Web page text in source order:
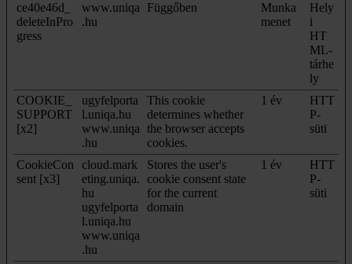
ce40e46d_
deleteInPro
gress
www.uniqa
.hu
Függőben
Munka
menet
Hely
i
HT
ML-
tárhe
ly
COOKIE_
SUPPORT
[x2]
ugyfelporta
l.uniqa.hu
www.uniqa
.hu
This cookie
determines whether
the browser accepts
cookies.
1 év
HTT
P-
süti
CookieCon
sent [x3]
cloud.mark
eting.uniqa.
hu
ugyfelporta
l.uniqa.hu
www.uniqa
.hu
Stores the user's
cookie consent state
for the current
domain
1 év
HTT
P-
süti